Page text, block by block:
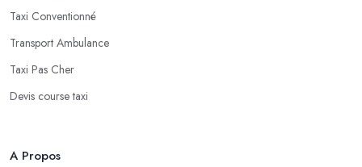
Taxi Conventionné
Transport Ambulance
Taxi Pas Cher
Devis course taxi
A Propos